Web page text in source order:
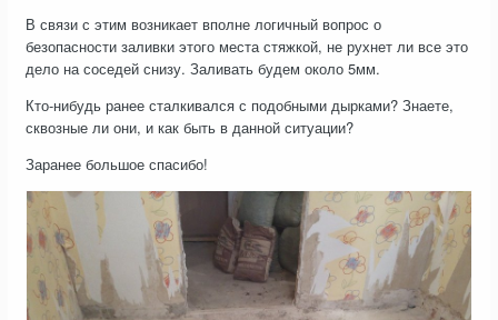
В связи с этим возникает вполне логичный вопрос о
безопасности заливки этого места стяжкой, не рухнет ли все это
дело на соседей снизу. Заливать будем около 5мм.
Кто-нибудь ранее сталкивался с подобными дырками? Знаете,
сквозные ли они, и как быть в данной ситуации?
Заранее большое спасибо!